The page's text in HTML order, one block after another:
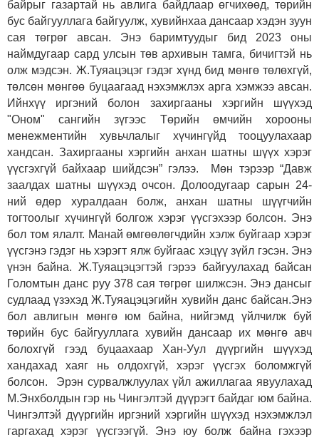
байрыг газартай нь авлига байдлаар өгчихөөд, төрийн
бус байгууллага байгуулж, хувийнхаа дансаар хэдэн зуун
сая төгрөг авсан. Энэ баримтуудыг бид 2023 оны
наймдугаар сард улсын төв архивын тамга, бичигтэй нь
олж мэдсэн. Ж.Туяацэцэг гэдэг хүнд бид мөнгө төлөхгүй,
төлсөн мөнгөө буцаагаад нэхэмжлэх арга хэмжээ авсан.
Ийнхүү иргэний болон захиргааны хэргийн шүүхэд
"Оном" сангийн зүгээс Төрийн өмчийн хорооны
менежментийн хувьчлалыг хүчингүйд тооцуулахаар
хандсан. Захиргааны хэргийн анхан шатны шүүх хэрэг
үүсгэхгүй байхаар шийдсэн” гэлээ. Мөн тэрээр “Давж
заалдах шатны шүүхэд очсон. Долоодугаар сарын 24-
ний өдөр хуралдаан болж, анхан шатны шүүгчийн
тогтоолыг хүчингүй болгож хэрэг үүсгэхээр болсон. Энэ
бол том ялалт. Манай өмгөөлөгчдийн хэлж буйгаар хэрэг
үүсгэнэ гэдэг нь хэрэгт ялж буйгаас хэцүү зүйл гэсэн. Энэ
үнэн байна. Ж.Туяацэцэгтэй гэрээ байгуулахад байсан
Голомтын данс руу 378 сая төгрөг шилжсэн. Энэ дансыг
судлаад үзэхэд Ж.Туяацэцэгийн хувийн данс байсан.Энэ
бол авлигын мөнгө юм байна, нийгэмд үйлчилж буй
төрийн бус байгууллага хувийн дансаар их мөнгө авч
болохгүй гээд буцаахаар Хан-Уул дүүргийн шүүхэд
хандахад хаяг нь олдохгүй, хэрэг үүсгэх боломжгүй
болсон. Эрэн сурвалжлуулах үйл ажиллагаа явуулахад
М.Энхболдын гэр нь Чингэлтэй дүүрэгт байдаг юм байна.
Чингэлтэй дүүргийн иргэний хэргийн шүүхэд нэхэмжлэл
гаргахад хэрэг үүсгээгүй. Энэ юу болж байна гэхээр